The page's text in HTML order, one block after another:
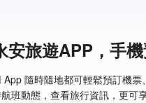
安旅遊APP，手
App 隨時隨地都可輕鬆預訂機
班動態，查看旅行資訊，更可